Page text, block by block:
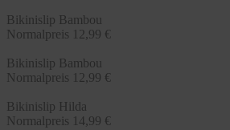
Bikinislip Bambou
Normalpreis 12,99 €
Bikinislip Bambou
Normalpreis 12,99 €
Bikinislip Hilda
Normalpreis 14,99 €